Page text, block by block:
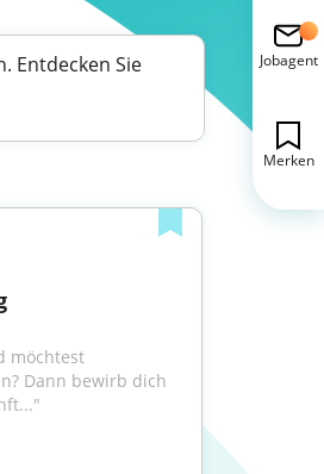
Entdecken Sie
möchtest
Dann bewirb dich
Jobagent
Merken